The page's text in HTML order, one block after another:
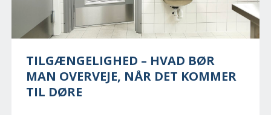
TILGÆNGELIGHED – HVAD BØR
MAN OVERVEJE, NÅR DET KOMMER
TIL DØRE